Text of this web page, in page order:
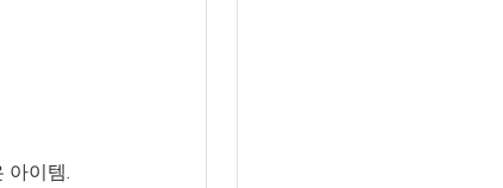
아이템.